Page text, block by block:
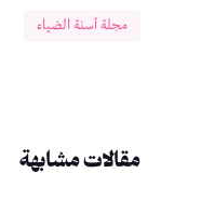
مجلة أسنة الضياء
مقالات مشابهة